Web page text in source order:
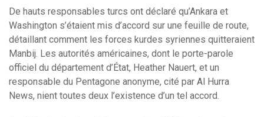
De hauts responsables turcs ont déclaré qu’Ankara et
Washington s’étaient mis d’accord sur une feuille de route,
détaillant comment les forces kurdes syriennes quitteraient
Manbij. Les autorités américaines, dont le porte-parole
officiel du département d’État, Heather Nauert, et un
responsable du Pentagone anonyme, cité par Al Hurra
News, nient toutes deux l’existence d’un tel accord.